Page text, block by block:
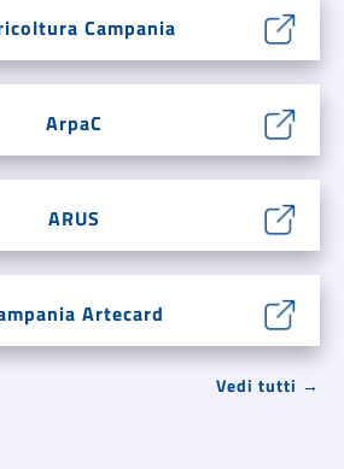
Campania
ArpaC
ARUS
Artecard
Vedi tutti →